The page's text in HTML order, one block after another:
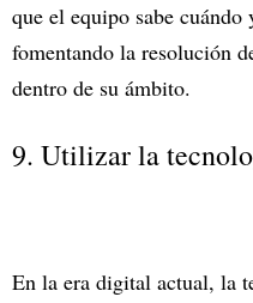
que el equipo sabe cuándo
fomentando la resolución
dentro de su ámbito.
9. Utilizar la
En la era digital actual, la